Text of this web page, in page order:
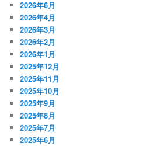
2026年6月
2026年4月
2026年3月
2026年2月
2026年1月
2025年12月
2025年11月
2025年10月
2025年9月
2025年8月
2025年7月
2025年6月